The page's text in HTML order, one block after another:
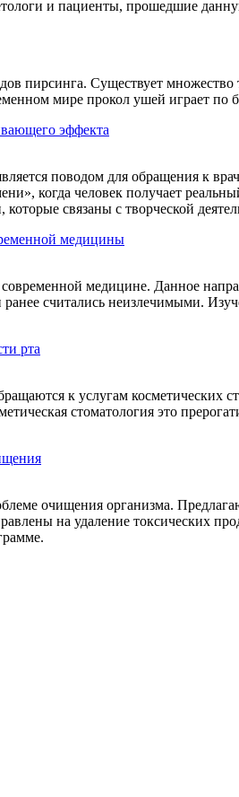
и пациенты, прошедшие
пирсинга. Существует
мире прокол ушей играет
эффекта
поводом для обращения к
когда человек получает
связаны с творческой
медицины
медицине. Данное
считались неизлечимыми.
рта
к услугам косметических
стоматология это
очищения организма.
на удаление токсических